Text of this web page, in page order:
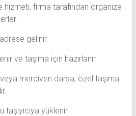
hizmeti, firma tarafından organize
gelinir.
ve taşıma için hazırlanır.
merdiven darsa, özel taşıma
yüklenir.